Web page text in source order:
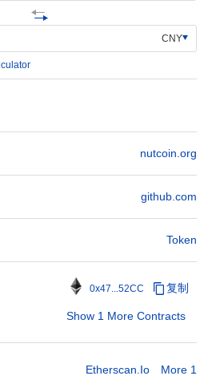
CNY
nutcoin.org
github.com
Token
0x47...52CC 复制
Show 1 More Contracts
Etherscan.io More 1
。 此外，Nutcoin具有互操作性功能，
户能够与多个区块链生态系统进行互
DeFi项目和去中心化应用（dApps）的
一步丰富，增强了其实用性和采用率。
者工具，包括SDK和API，以促进创新
了贡献，使其成为一个多功能和社区驱
么？
有多种实用功能。它主要用于交易费
者可以质押他们的NUT代币以帮助保护
励的机会，具体取决于质押机制的设
可能有能力参与治理提案和投票，使他
种钱包和市场，便于用户进行无缝交易
大而活跃的社区。
关吗？
的最新更新保持活跃，该更新引入了交